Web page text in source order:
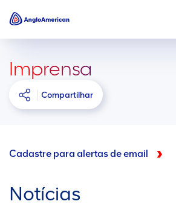
Imprensa
Compartilhar
Cadastre para alertas de email
Notícias